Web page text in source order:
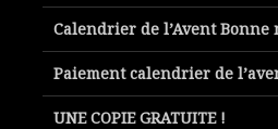
Calendrier de l’Avent Bonne
Paiement calendrier de
UNE COPIE GRATUITE !